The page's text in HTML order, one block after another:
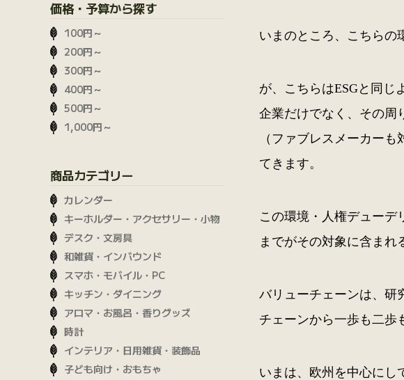
いまのところ、こちらの
が、こちらはESGと同じ
企業だけでなく、その周
（ファブレスメーカー
てきます。
この環境・人権デューデ
までがその対象に含まれ
バリューチェーンは、研
チェーンから一歩も二歩
いまは、欧州を中心にし
価格・予算から探す
100円～
200円～
300円～
400円～
500円～
1,000円～
商品カテゴリー
カレンダー
キーホルダー・アクセサリー・小物
デスク・文房具
和雑貨・インバウンド
スマホ・モバイル・PC
キッチン・ダイニング
アロマ・お風呂・香りグッズ
時計
インテリア・日用雑貨・装飾品
子ども向け・おもちゃ